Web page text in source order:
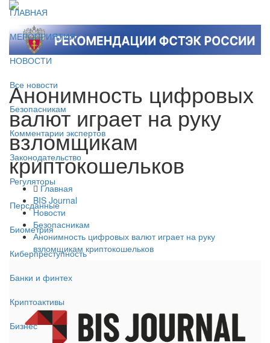
ГЛАВНАЯ
МЕРОПРИЯТИЯ
НОВОСТИ
Все новости
Безопасникам
Комментарии экспертов
Законодательство
Регуляторы
Персданные
Биометрия
Киберпреступность
Банки и финтех
Криптоактивы
Бизнес
Анонимность цифровых
валют играет на руку
взломщикам
криптокошельков
Главная
BIS Journal
Новости
Безопасникам
Анонимность цифровых валют играет на руку
взломщикам криптокошельков